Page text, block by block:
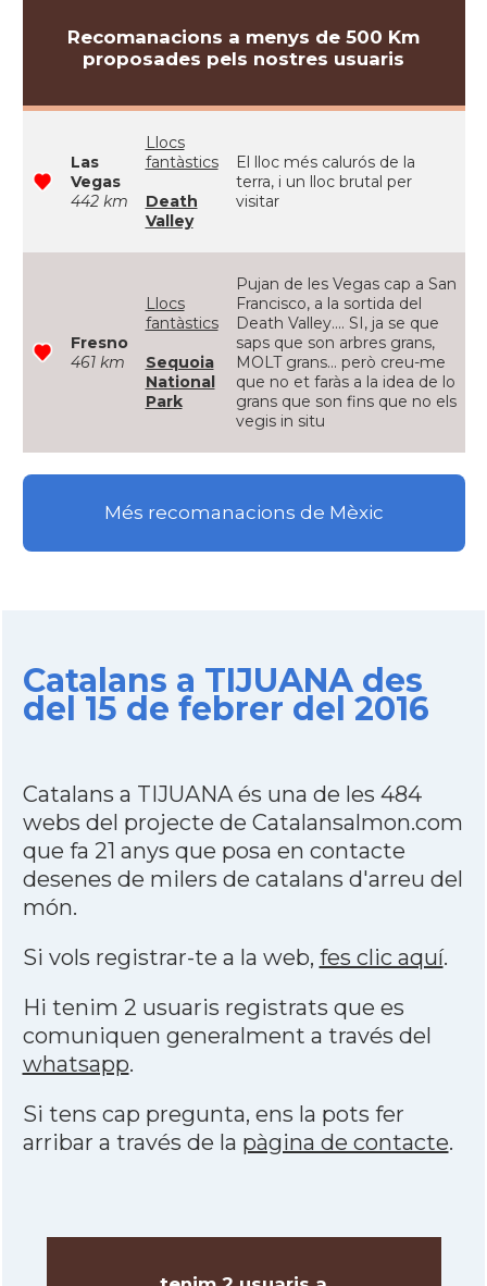
Recomanacions a menys de 500 Km
proposades pels nostres usuaris
Las
Vegas
442 km
Llocs
fantàstics
Death
Valley
El lloc més calurós de la
terra, i un lloc brutal per
visitar
Fresno
461 km
Llocs
fantàstics
Sequoia
National
Park
Pujan de les Vegas cap a San
Francisco, a la sortida del
Death Valley.... SI, ja se que
saps que son arbres grans,
MOLT grans... però creu-me
que no et faràs a la idea de lo
grans que son fins que no els
vegis in situ
Més recomanacions de Mèxic
Catalans a TIJUANA des
del 15 de febrer del 2016
Catalans a TIJUANA és una de les 484
webs del projecte de Catalansalmon.com
que fa 21 anys que posa en contacte
desenes de milers de catalans d'arreu del
món.
Si vols registrar-te a la web, fes clic aquí.
Hi tenim 2 usuaris registrats que es
comuniquen generalment a través del
whatsapp.
Si tens cap pregunta, ens la pots fer
arribar a través de la pàgina de contacte.